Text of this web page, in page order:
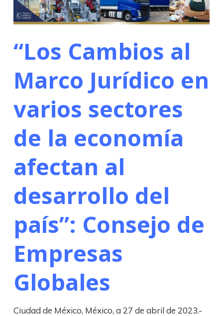
“Los Cambios al
Marco Jurídico en
varios sectores
de la economía
afectan al
desarrollo del
país”: Consejo de
Empresas
Globales
Ciudad de México, México, a 27 de abril de 2023.-